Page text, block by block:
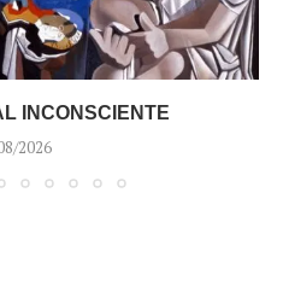
INCONSCIENTE
2026